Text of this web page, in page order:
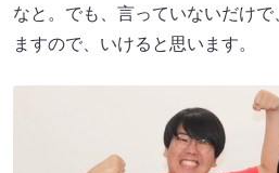
なと。でも、言っていないだけ
ますので、いけると思います。